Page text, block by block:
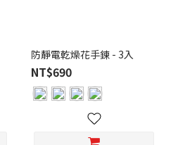
防靜電乾燥花手鍊 - 3入
NT$690